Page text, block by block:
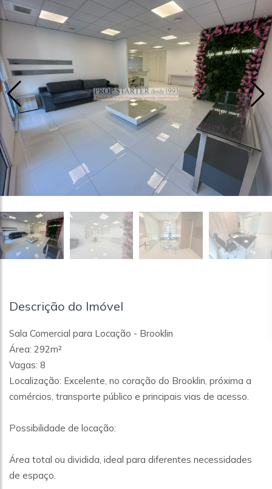
Descrição do Imóvel
Sala Comercial para Locação - Brooklin
Área: 292m²
Vagas: 8
Localização: Excelente, no coração do Brooklin, próxima a
comércios, transporte público e principais vias de acesso.
Possibilidade de locação:
Área total ou dividida, ideal para diferentes necessidades
de espaço.